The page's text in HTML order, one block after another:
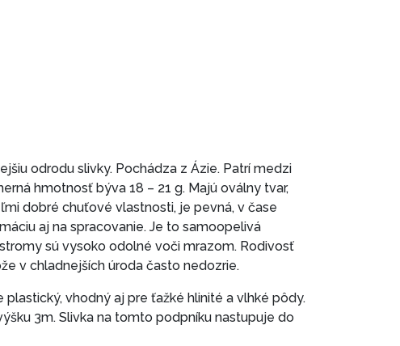
odrodu slivky. Pochádza z Ázie. Patrí medzi
hmotnosť býva 18 – 21 g. Majú oválny tvar,
dobré chuťové vlastnosti, je pevná, v čase
aj na spracovanie. Je to samoopelivá
sú vysoko odolné voči mrazom. Rodivosť
v chladnejších úroda často nedozrie.
vhodný aj pre ťažké hlinité a vlhké pôdy.
3m. Slivka na tomto podpníku nastupuje do